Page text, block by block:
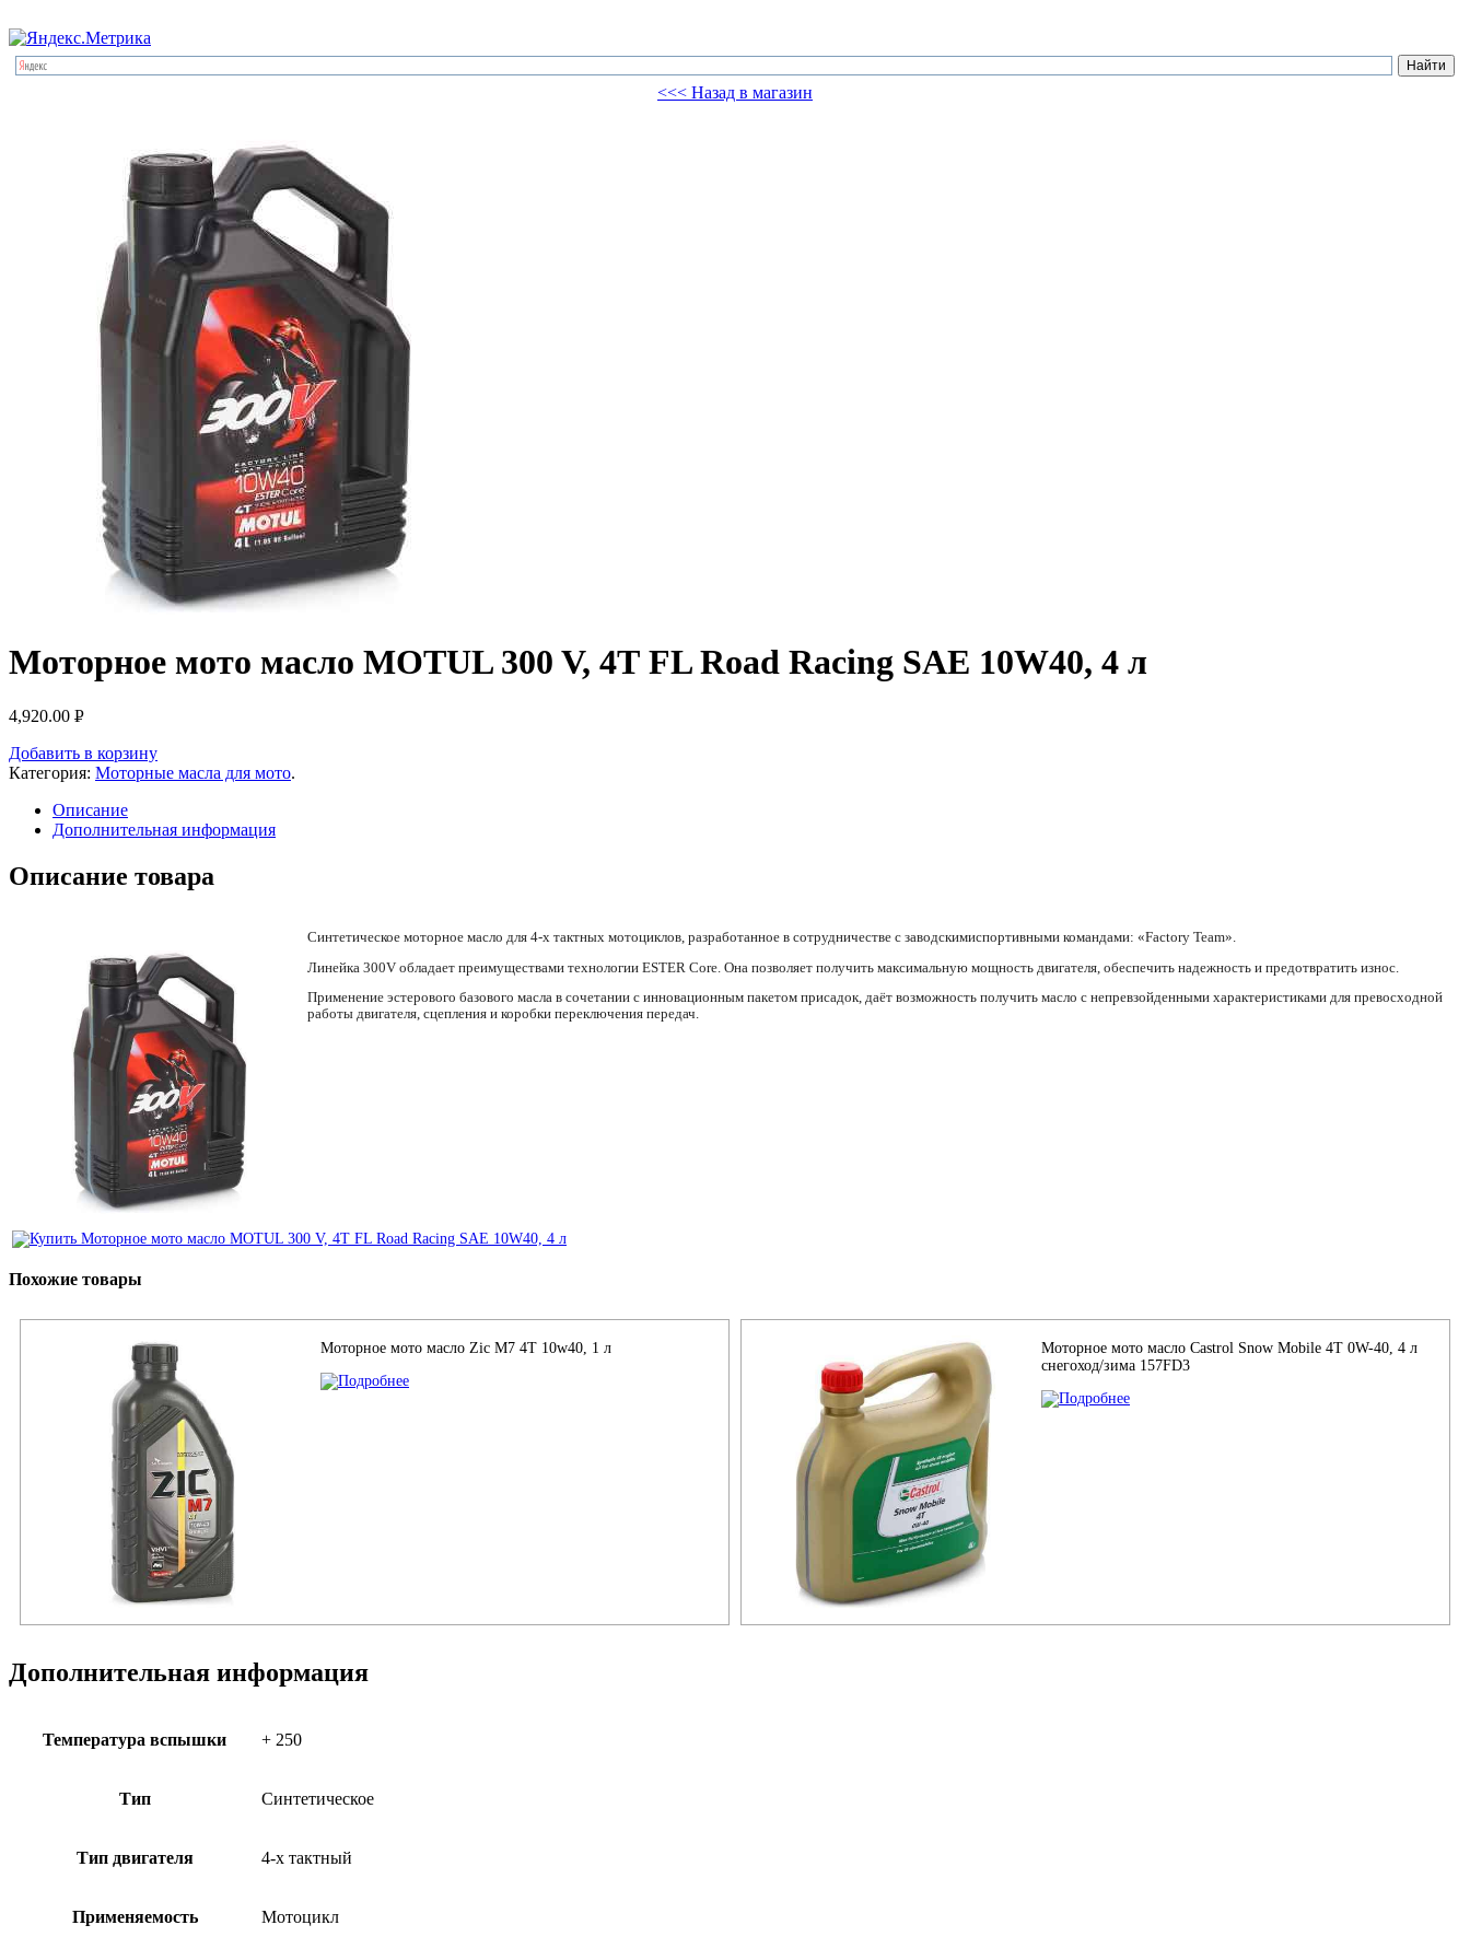
<<< Назад в магазин
Моторное мото масло MOTUL 300 V, 4Т FL Road Racing SAE 10W40, 4 л
4,920.00 Р
Добавить в корзину
Категория: Моторные масла для мото.
Описание
Дополнительная информация
Описание товара
Синтетическое моторное масло для 4-х тактных мотоциклов, разработанное в сотрудничестве с заводскимиспортивными командами: «Factory Team».
Линейка 300V обладает преимуществами технологии ESTER Core. Она позволяет получить максимальную мощность двигателя, обеспечить надежность и предотвратить износ.
Применение эстерового базового масла в сочетании с инновационным пакетом присадок, даёт возможность получить масло с непревзойденными характеристиками для превосходной
работы двигателя, сцепления и коробки переключения передач.
Похожие товары
Моторное мото масло Zic M7 4T 10w40, 1 л
Моторное мото масло Castrol Snow Mobile 4T 0W-40, 4 л
снегоход/зима 157FD3
Дополнительная информация
Температура вспышки + 250
Тип Синтетическое
Тип двигателя 4-х тактный
Применяемость Мотоцикл